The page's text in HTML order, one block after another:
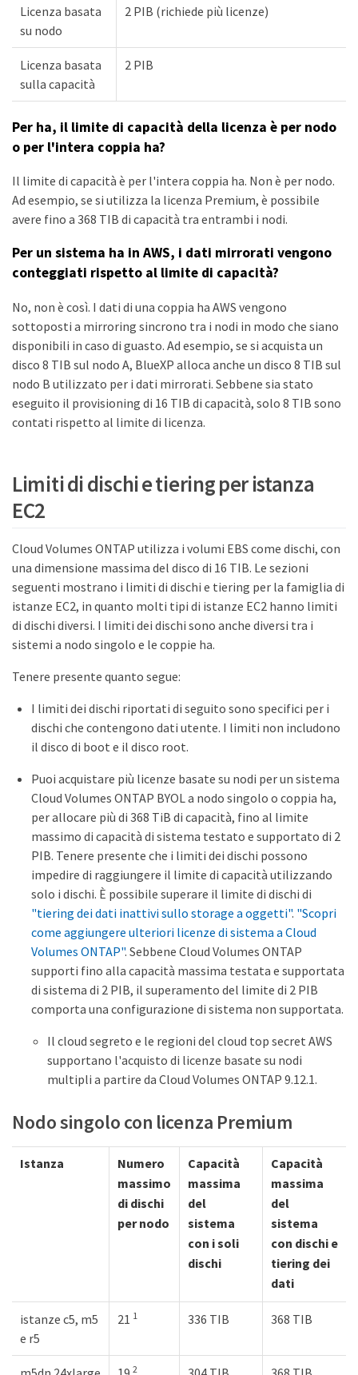
Licenza basata
su nodo
2 PIB (richiede più licenze)
Licenza basata
sulla capacità
2 PIB
Per ha, il limite di capacità della licenza è per nodo
o per l'intera coppia ha?
Il limite di capacità è per l'intera coppia ha. Non è per nodo.
Ad esempio, se si utilizza la licenza Premium, è possibile
avere fino a 368 TIB di capacità tra entrambi i nodi.
Per un sistema ha in AWS, i dati mirrorati vengono
conteggiati rispetto al limite di capacità?
No, non è così. I dati di una coppia ha AWS vengono
sottoposti a mirroring sincrono tra i nodi in modo che siano
disponibili in caso di guasto. Ad esempio, se si acquista un
disco 8 TIB sul nodo A, BlueXP alloca anche un disco 8 TIB sul
nodo B utilizzato per i dati mirrorati. Sebbene sia stato
eseguito il provisioning di 16 TIB di capacità, solo 8 TIB sono
contati rispetto al limite di licenza.
Limiti di dischi e tiering per istanza
EC2
Cloud Volumes ONTAP utilizza i volumi EBS come dischi, con
una dimensione massima del disco di 16 TIB. Le sezioni
seguenti mostrano i limiti di dischi e tiering per la famiglia di
istanze EC2, in quanto molti tipi di istanze EC2 hanno limiti
di dischi diversi. I limiti dei dischi sono anche diversi tra i
sistemi a nodo singolo e le coppie ha.
Tenere presente quanto segue:
I limiti dei dischi riportati di seguito sono specifici per i
dischi che contengono dati utente. I limiti non includono
il disco di boot e il disco root.
Puoi acquistare più licenze basate su nodi per un sistema
Cloud Volumes ONTAP BYOL a nodo singolo o coppia ha,
per allocare più di 368 TiB di capacità, fino al limite
massimo di capacità di sistema testato e supportato di 2
PIB. Tenere presente che i limiti dei dischi possono
impedire di raggiungere il limite di capacità utilizzando
solo i dischi. È possibile superare il limite di dischi di
"tiering dei dati inattivi sullo storage a oggetti". "Scopri
come aggiungere ulteriori licenze di sistema a Cloud
Volumes ONTAP". Sebbene Cloud Volumes ONTAP
supporti fino alla capacità massima testata e supportata
di sistema di 2 PIB, il superamento del limite di 2 PIB
comporta una configurazione di sistema non supportata.
Il cloud segreto e le regioni del cloud top secret AWS
supportano l'acquisto di licenze basate su nodi
multipli a partire da Cloud Volumes ONTAP 9.12.1.
Nodo singolo con licenza Premium
Istanza
Numero
massimo
di dischi
per nodo
Capacità
massima
del
sistema
con i soli
dischi
Capacità
massima
del
sistema
con dischi e
tiering dei
dati
istanze c5, m5
e r5
21 1 336 TIB 368 TIB
2